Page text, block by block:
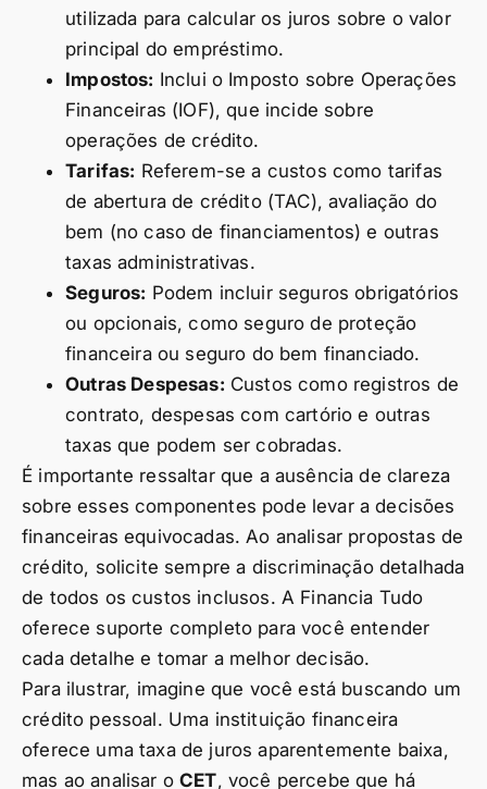
utilizada para calcular os juros sobre o valor
principal do empréstimo.
Impostos: Inclui o Imposto sobre Operações
Financeiras (IOF), que incide sobre
operações de crédito.
Tarifas: Referem-se a custos como tarifas
de abertura de crédito (TAC), avaliação do
bem (no caso de financiamentos) e outras
taxas administrativas.
Seguros: Podem incluir seguros obrigatórios
ou opcionais, como seguro de proteção
financeira ou seguro do bem financiado.
Outras Despesas: Custos como registros de
contrato, despesas com cartório e outras
taxas que podem ser cobradas.
É importante ressaltar que a ausência de clareza
sobre esses componentes pode levar a decisões
financeiras equivocadas. Ao analisar propostas de
crédito, solicite sempre a discriminação detalhada
de todos os custos inclusos. A Financia Tudo
oferece suporte completo para você entender
cada detalhe e tomar a melhor decisão.
Para ilustrar, imagine que você está buscando um
crédito pessoal. Uma instituição financeira
oferece uma taxa de juros aparentemente baixa,
mas ao analisar oCET, você percebe que há